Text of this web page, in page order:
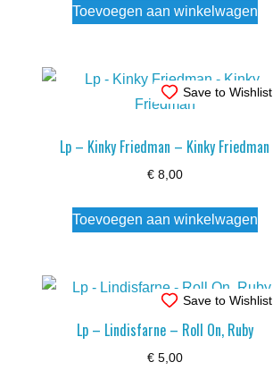
Toevoegen aan winkelwagen
Save to Wishlist
Lp – Kinky Friedman – Kinky Friedman
€8,00
Toevoegen aan winkelwagen
Save to Wishlist
Lp – Lindisfarne – Roll On, Ruby
€5,00